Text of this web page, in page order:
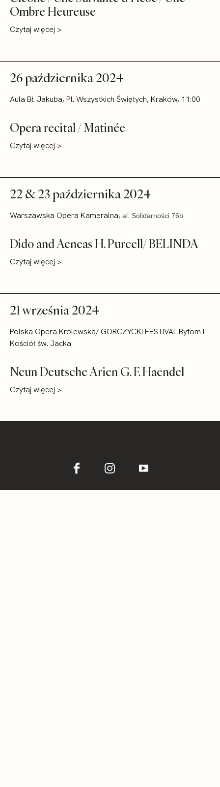
Ombre Heureuse
Czytaj więcej >
26 października 2024
Aula Bł. Jakuba, Pl. Wszystkich Świętych, Kraków, 11:00
Opera recital / Matinée
Czytaj więcej >
22 & 23 października 2024
Warszawska Opera Kameralna, al. Solidarności 76b
Dido and Aeneas H. Purcell/ BELINDA
Czytaj więcej >
21 września 2024
Polska Opera Królewska/ GORCZYCKI FESTIVAL Bytom I
Kościół św. Jacka
Neun Deutsche Arien G. F. Haendel
Czytaj więcej >